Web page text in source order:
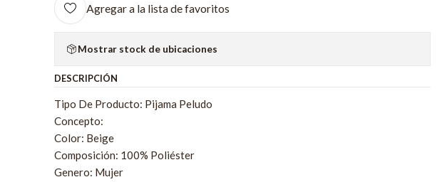
Agregar a la lista de favoritos
Mostrar stock de ubicaciones
DESCRIPCIÓN
Tipo De Producto: Pijama Peludo
Concepto:
Color: Beige
Composición: 100% Poliéster
Genero: Mujer